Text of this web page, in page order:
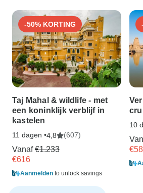
-50% KORTING
Taj Mahal & wildlife - met
een koninklijk verblijf in
kastelen
11 dagen •4,8 (607)
Vanaf€1.233
€616
Aanmelden to unlock savings
10